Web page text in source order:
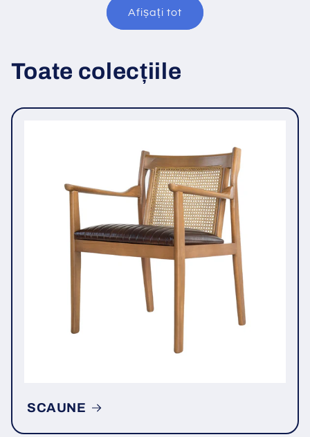
Afișați tot
Toate colecțiile
SCAUNE